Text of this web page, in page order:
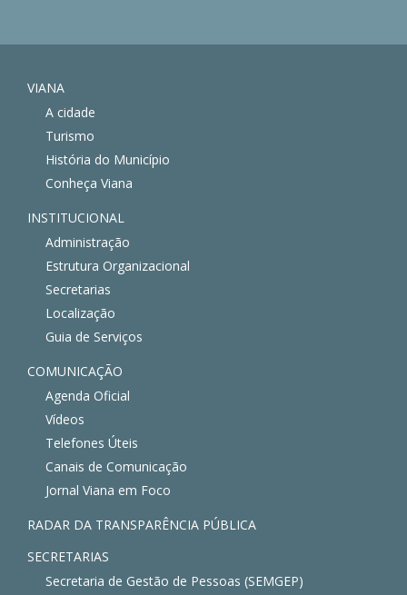
VIANA
A cidade
Turismo
História do Município
Conheça Viana
INSTITUCIONAL
Administração
Estrutura Organizacional
Secretarias
Localização
Guia de Serviços
COMUNICAÇÃO
Agenda Oficial
Vídeos
Telefones Úteis
Canais de Comunicação
Jornal Viana em Foco
RADAR DA TRANSPARÊNCIA PÚBLICA
SECRETARIAS
Secretaria de Gestão de Pessoas (SEMGEP)